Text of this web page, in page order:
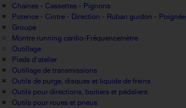
Chaines - Cassettes - Pignons
Potence - Cintre - Direction - Ruban guidon - Poignée
Groupe
Montre running cardio-Fréquencemètre
Outillage
Pieds d'atelier
Outillage de transmissions
Outils de purge, disques et liquide de freins
Outils pour directions, boitiers et pédaliers
Outils pour roues et pneus